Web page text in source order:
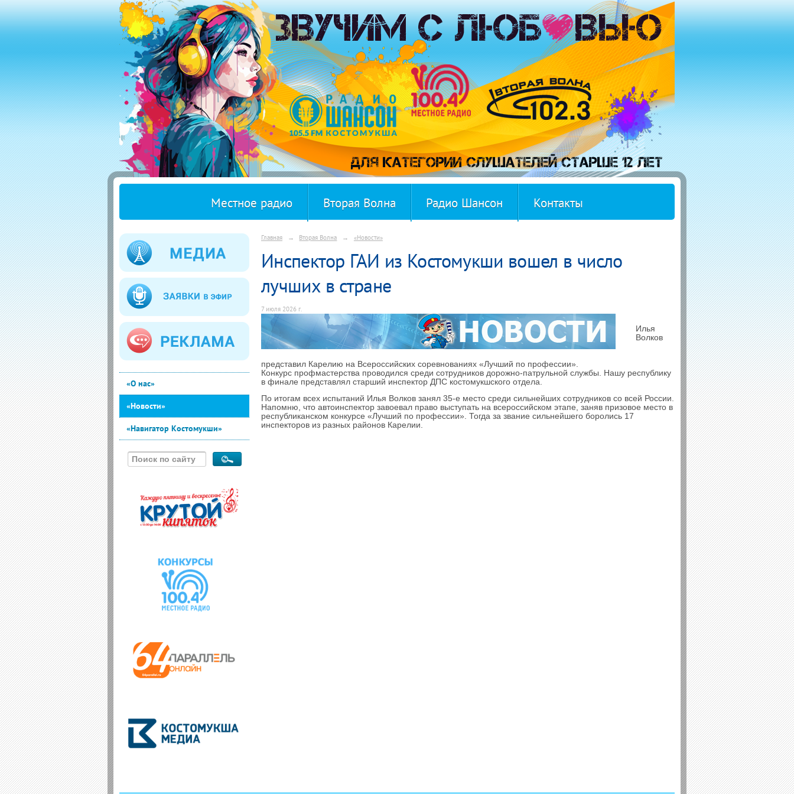
Местное радио Вторая Волна Радио Шансон Контакты
«О нас»
«Новости»
«Навигатор Костомукши»
Главная → Вторая Волна → «Новости»
Инспектор ГАИ из Костомукши вошел в число
лучших в стране
7 июля 2026 г.
Илья
Волков
представил Карелию на Всероссийских соревнованиях «Лучший по профессии».
Конкурс профмастерства проводился среди сотрудников дорожно-патрульной службы. Нашу республику
в финале представлял старший инспектор ДПС костомукшского отдела.
По итогам всех испытаний Илья Волков занял 35-е место среди сильнейших сотрудников со всей России.
Напомню, что автоинспектор завоевал право выступать на всероссийском этапе, заняв призовое место в
республиканском конкурсе «Лучший по профессии». Тогда за звание сильнейшего боролись 17
инспекторов из разных районов Карелии.